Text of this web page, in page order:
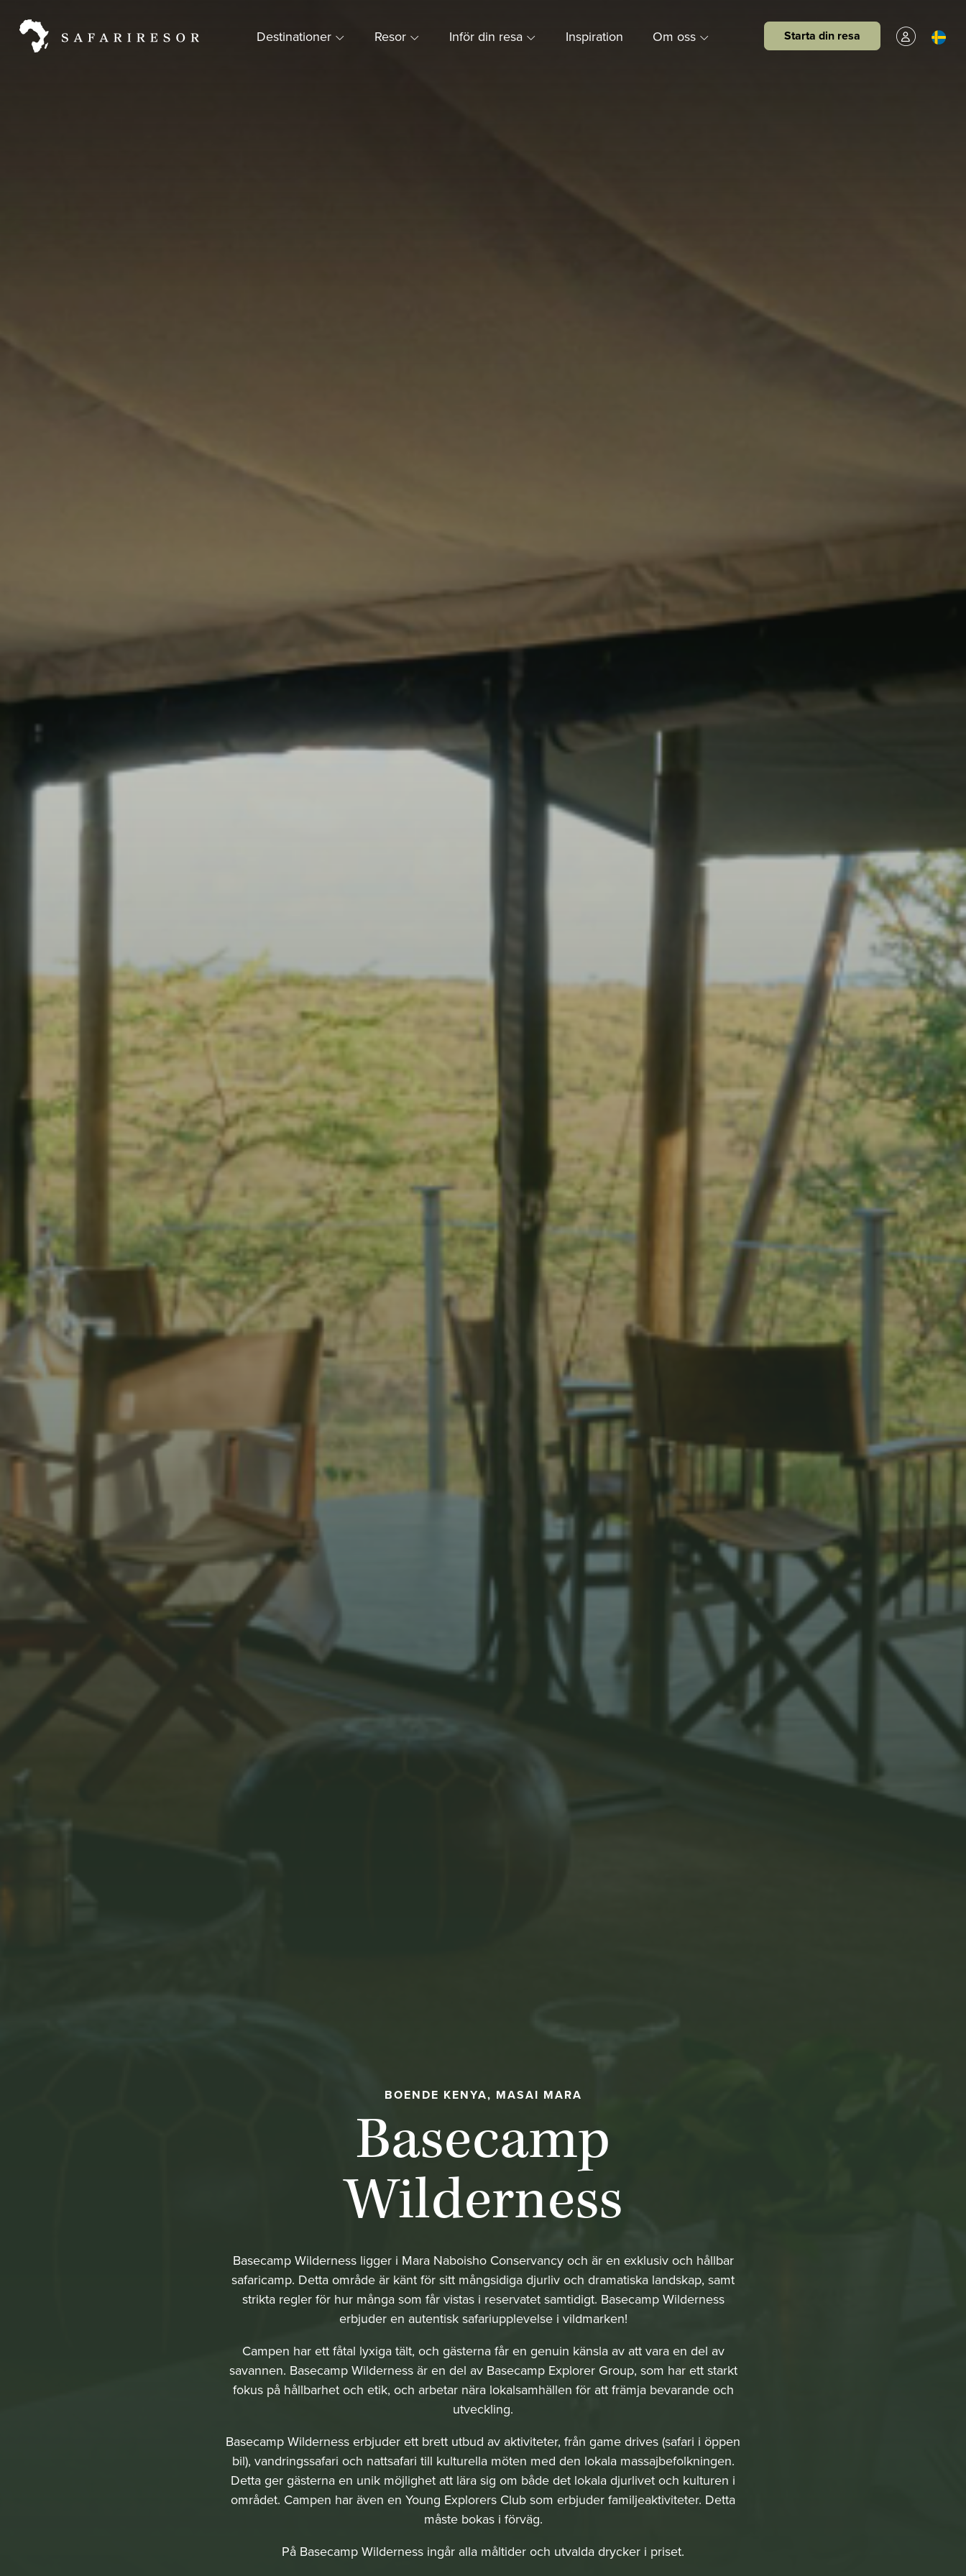
Destinationer Resor Inför din resa Inspiration Om oss Starta din resa
BOENDE KENYA, MASAI MARA
Basecamp
Wilderness
Basecamp Wilderness ligger i Mara Naboisho Conservancy och är en exklusiv och hållbar
safaricamp. Detta område är känt för sitt mångsidiga djurliv och dramatiska landskap, samt
strikta regler för hur många som får vistas i reservatet samtidigt. Basecamp Wilderness
erbjuder en autentisk safariupplevelse i vildmarken!
Campen har ett fåtal lyxiga tält, och gästerna får en genuin känsla av att vara en del av
savannen. Basecamp Wilderness är en del av Basecamp Explorer Group, som har ett starkt
fokus på hållbarhet och etik, och arbetar nära lokalsamhällen för att främja bevarande och
utveckling.
Basecamp Wilderness erbjuder ett brett utbud av aktiviteter, från game drives (safari i öppen
bil), vandringssafari och nattsafari till kulturella möten med den lokala massajbefolkningen.
Detta ger gästerna en unik möjlighet att lära sig om både det lokala djurlivet och kulturen i
området. Campen har även en Young Explorers Club som erbjuder familjeaktiviteter. Detta
måste bokas i förväg.
På Basecamp Wilderness ingår alla måltider och utvalda drycker i priset.